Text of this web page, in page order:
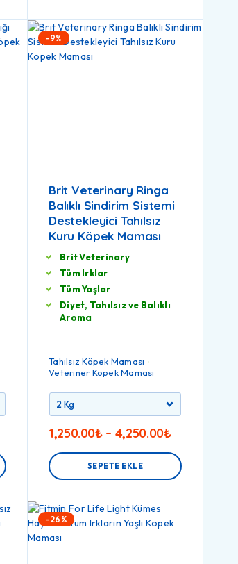
-9%
Brit Veterinary Ringa
Balıklı Sindirim Sistemi
Destekleyici Tahılsız
Kuru Köpek Maması
Brit Veterinary
Tüm Irklar
Tüm Yaşlar
Diyet, Tahılsız ve Balıklı
Aroma
Tahılsız Köpek Maması
Veteriner Köpek Maması
1,250.00₺– 4,250.00₺
SEPETE EKLE
-26%